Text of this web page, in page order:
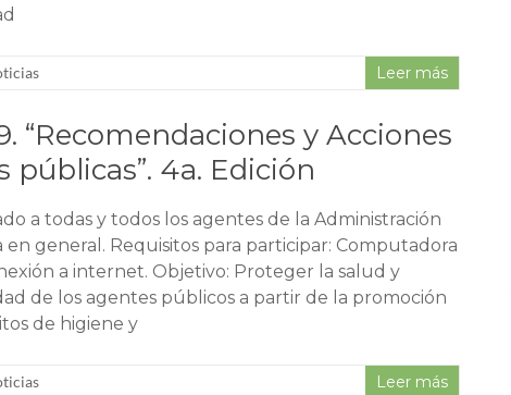
Leer más
“Recomendaciones y Acciones
públicas”. 4a. Edición
a todas y todos los agentes de la Administración
en general. Requisitos para participar: Computadora
a internet. Objetivo: Proteger la salud y
de los agentes públicos a partir de la promoción
de higiene y
Leer más